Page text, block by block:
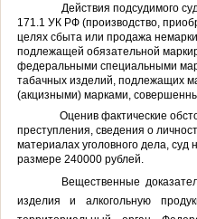
Действия подсудимого
171.1 УК РФ (производство,
целях сбыта или продажа
подлежащей обязательной
федеральными специальными
табачных изделий, подлежащих
(акцизными) марками,
Оценив фактические
преступления, сведения о
материалах уголовного дела,
размере 240000 рублей.
Вещественные
изделия и алкогольную